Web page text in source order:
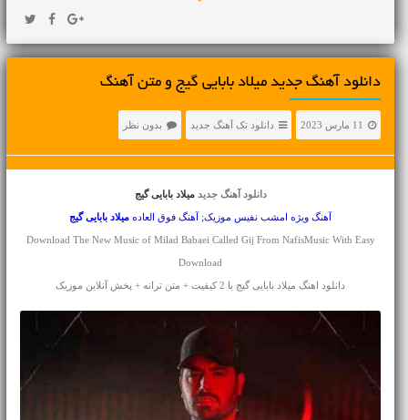
دانلود آهنگ جديد میلاد بابایی گیج و متن آهنگ
11 مارس 2023 دانلود تک آهنگ جدید بدون نظر
دانلود آهنگ جدید میلاد بابایی گیج
آهنگ ویژه امشب نفیس موزیک; آهنگ فوق العاده میلاد بابایی گیج
Download The New Music of Milad Babaei Called Gij From NafisMusic With Easy
Download
دانلود اهنگ میلاد بابایی گیج با 2 کیفیت + متن ترانه + پخش آنلاین موزیک